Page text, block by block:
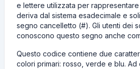
e lettere utilizzata per rappresentare
deriva dal sistema esadecimale e
segno cancelletto (#). Gli utenti dei
conoscono questo segno anche
Questo codice contiene due
colori primari: rosso, verde e blu. Ad